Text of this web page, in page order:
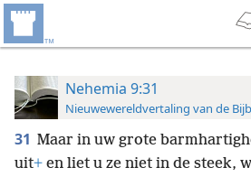
Nehemia 9:31
Nieuwewereldvertaling van de
31 Maar in uw grote
uit+ en liet u ze niet in de steek,